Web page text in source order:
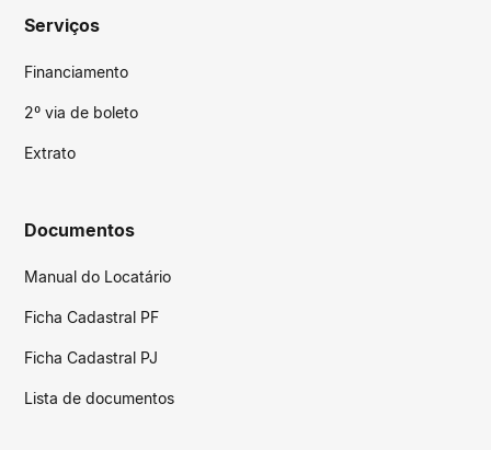
Serviços
Financiamento
2º via de boleto
Extrato
Documentos
Manual do Locatário
Ficha Cadastral PF
Ficha Cadastral PJ
Lista de documentos